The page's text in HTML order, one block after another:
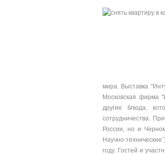
мира. Выставка
Московская фирма
другие блюда,
сотрудничества.
России, но и
Научно-
году. Гостей и